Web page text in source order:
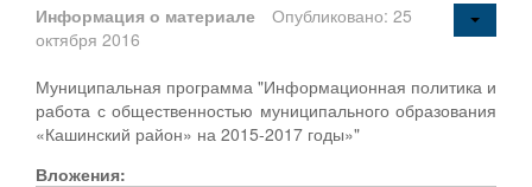
Информация о материале
Опубликовано: 25
октября 2016
Муниципальная программа "Информационная политика и
работа с общественностью муниципального образования
«Кашинский район» на 2015-2017 годы»"
Вложения: